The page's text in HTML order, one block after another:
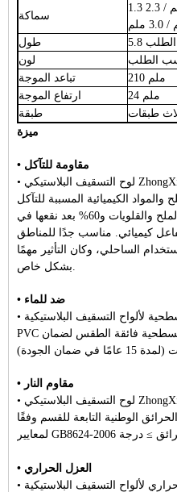
سماكة
1.3 ملم / 1.5 ملم / 1.8 ملم / 2.0 ملم / 2.3
طول
لون
الطلب
تباعد الموجة
210 ملم
ارتفاع الموجة
24 ملم
طبقة
طبقات
ميزة
• مقاومة للتآكل
• لوح التسقيف البلاستيكي ZhongXingCheng PVC على المدى الطويل
الكيميائية المسببة للتآكل
الأخرى. تثبت التجارب ما يلي: في الملح والقلويات و60% بعد نقعها في
لا يوجد تفاعل كيميائي. مناسب جدًا للمناطق
الساحلي، وكان التأثير مهمًا
• ضد للماء
• يتم بثق المواد السطحية لألواح التسقيف البلاستيكية ZhongXingCheng
PVC بشكل مشترك في راتنج الطبقة السطحية فائقة الطقس لضمان
• مقاوم النار
• لوح التسقيف البلاستيكي ZhongXingCheng PVC عبارة عن مواد
الوطنية التابعة للقسم وفقًا
• العزل الحراري
• معامل التوصيل الحراري لألواح التسقيف البلاستيكية